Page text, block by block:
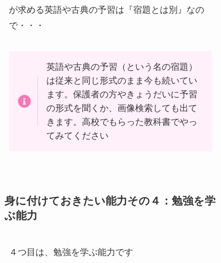
が求める英語や古典の予習は『宿題とは別』なの
で・・・
英語や古典の予習（という名の宿題）
は従来と同じ形式のまま今も続いてい
ます。保護者の方やきょうだいに予習
の形式を聞くか、画像検索しても出て
きます。高校でもらった教科書でやっ
てみてください
身に付けておきたい能力その４：勉強を学
ぶ能力
４つ目は、勉強を学ぶ能力です